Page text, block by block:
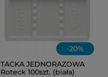
-20%
TACKA JEDNORAZOWA
Roteck 100szt. (biała)